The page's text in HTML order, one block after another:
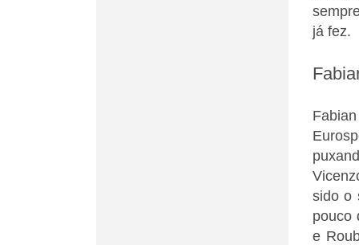
já fez.
sido o
pouco
e